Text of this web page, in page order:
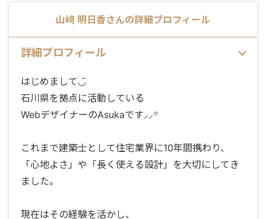
山﨑 明日香さんの詳細プロフィール
詳細プロフィール
はじめまして◡̈
石川県を拠点に活動している
WebデザイナーのAsukaです⸝⸝꙳
これまで建築士として住宅業界に10年間携わり、
「心地よさ」や「長く使える設計」を大切にしてき
ました。
現在はその経験を活かし、